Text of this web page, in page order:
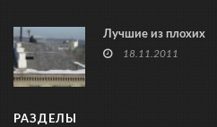
Лучшие из плохих
18.11.2011
РАЗДЕЛЫ